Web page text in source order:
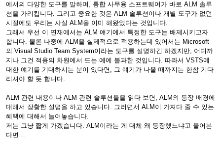
에서의 다양한 도구를 말하며, 통합 사무용 소프트웨어가 바로 ALM 솔루
션을 가리킵니다. 그리고 중요한 것은 ALM 솔루션이나 개별 도구가 없던
시절에도 우리는 사실 ALM을 이미 해왔었다는 것입니다.
그래서 우선 이 연재에서는 ALM 얘기에서 특정한 도구는 배제시키고자
합니다. 물론 나중에 ALM을 실제적으로 적용하는데 있어서는 Microsoft
의 Visual Studio Team System이라는 도구를 설명하긴 하겠지만, 어디까
지나 그건 적용의 차원에서 드는 예에 불과한 것입니다. 따라서 VSTS에
대한 얘기를 기대하시는 분이 있다면, 그 얘기가 나올 때까지는 한참 기다
리셔야 할 듯 합니다.
ALM 관련 내용이나 ALM 관련 솔루션들을 읽다 보면, ALM의 등장 배경에
대해서 장황한 설명을 하고 있습니다. 그러면서 ALM이 가져다 줄 수 있는
혜택에 대해서 늘어놓습니다.
저는 그냥 짧게 가겠습니다. ALM이라는 게 대체 왜 등장했느냐고 물어본
다면…